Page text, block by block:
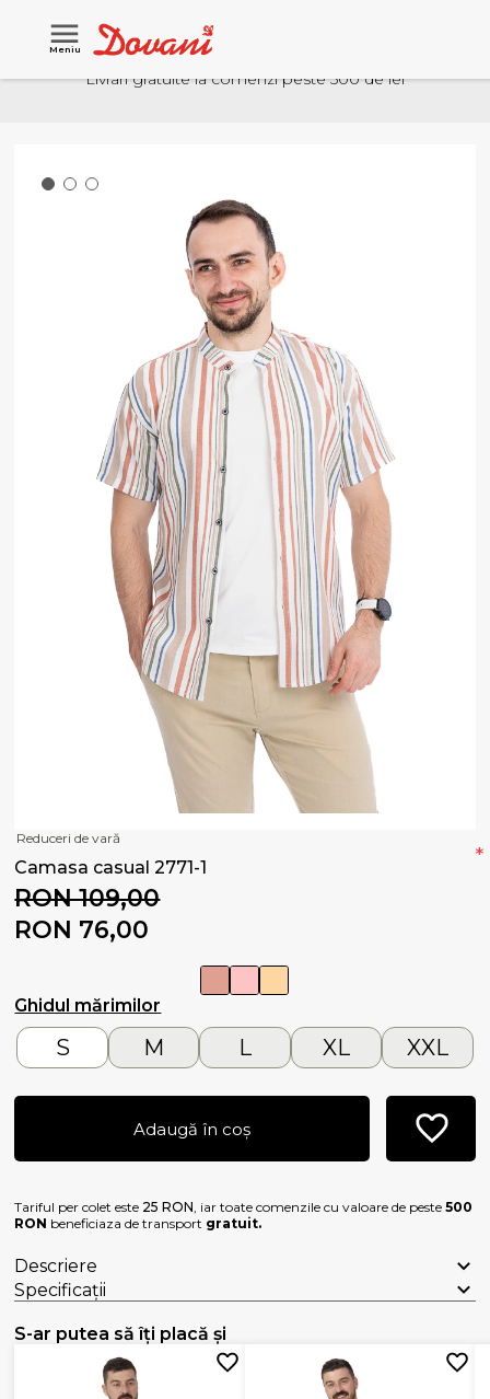
Meniu
Livrari gratuite la comenzi peste 500 de lei
Reduceri de vară
Camasa casual 2771-1
RON 109,00
RON 76,00
Ghidul mărimilor
*
S M L XL XXL
Adaugă în coș
Tariful per colet este 25 RON, iar toate comenzile cu valoare de peste500
RON beneficiaza de transport gratuit.
Descriere
Specificații
S-ar putea să îți placă și